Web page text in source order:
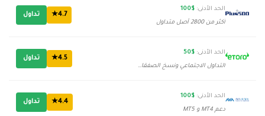
الحد الأدنى: $100
أكثر من 2800 أصل متداول
4.7★ تداول
الحد الأدنى: $50
التداول الاجتماعي ونسخ الصفقات
4.5★ تداول
الحد الأدنى: $100
دعم MT4 و MT5
4.4★ تداول